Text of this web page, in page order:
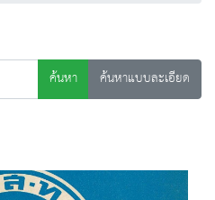
ค้นหา
ค้นหาแบบละเอียด